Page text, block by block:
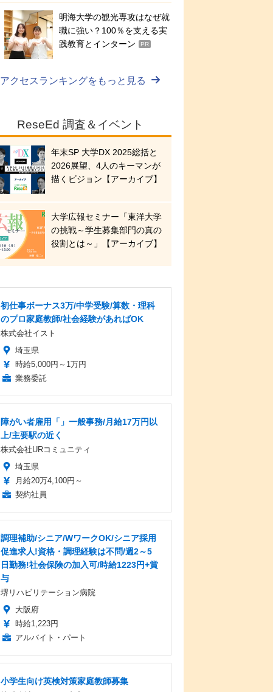
明海大学の観光専攻はなぜ就
職に強い？100％を支える実
践教育とインターン
PR
アクセスランキングをもっと見る
ReseEd 調査＆イベント
年末SP 大学DX 2025総括と
2026展望、4人のキーマンが
描くビジョン【アーカイブ】
大学広報セミナー「東洋大学
の挑戦～学生募集部門の真の
役割とは～」【アーカイブ】
初仕事ボーナス3万/中学受験/算数・理科
のプロ家庭教師/社会経験があればOK
株式会社イスト
埼玉県
時給5,000円～1万円
業務委託
障がい者雇用「」一般事務/月給17万円以
上/主要駅の近く
株式会社URコミュニティ
埼玉県
月給20万4,100円～
契約社員
調理補助/シニア/WワークOK/シニア採用
促進求人!資格・調理経験は不問/週2～5
日勤務!社会保険の加入可/時給1223円+賞
与
堺リハビリテーション病院
大阪府
時給1,223円
アルバイト・パート
小学生向け英検対策家庭教師募集